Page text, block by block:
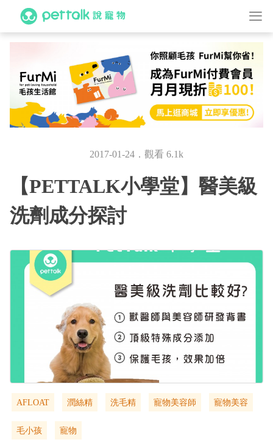
2017-01-24．觀看 6.1k
【PETTALK小學堂】醫美級
洗劑成分探討
AFLOAT 潤絲精 洗毛精 寵物美容師 寵物美容
毛小孩 寵物